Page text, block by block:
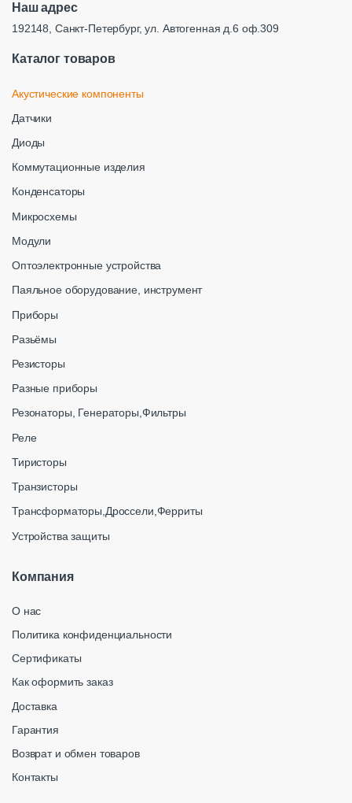
Наш адрес
192148, Санкт-Петербург, ул. Автогенная д.6 оф.309
Каталог товаров
Акустические компоненты
Датчики
Диоды
Коммутационные изделия
Конденсаторы
Микросхемы
Модули
Оптоэлектронные устройства
Паяльное оборудование, инструмент
Приборы
Разьёмы
Резисторы
Разные приборы
Резонаторы, Генераторы,Фильтры
Реле
Тиристоры
Транзисторы
Трансформаторы,Дроссели,Ферриты
Устройства защиты
Компания
О нас
Политика конфиденциальности
Сертификаты
Как оформить заказ
Доставка
Гарантия
Возврат и обмен товаров
Контакты